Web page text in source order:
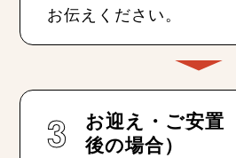
お伝えください。
3
お迎え・ご安置
後の場合）